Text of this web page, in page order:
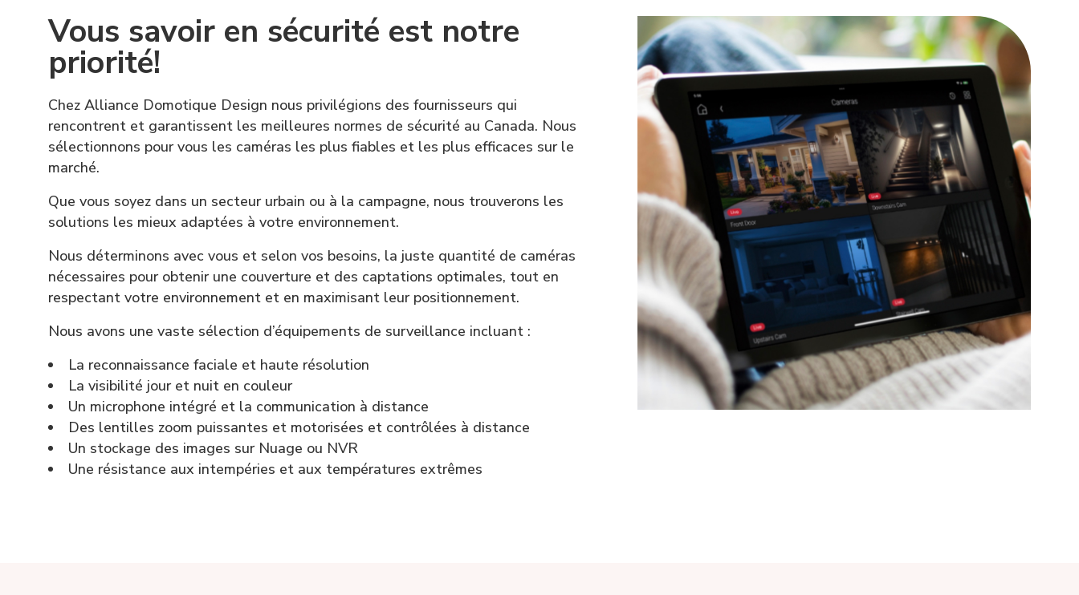
Vous savoir en sécurité est notre
priorité!
Chez Alliance Domotique Design nous privilégions des fournisseurs qui
rencontrent et garantissent les meilleures normes de sécurité au Canada. Nous
sélectionnons pour vous les caméras les plus fiables et les plus efficaces sur le
marché.
Que vous soyez dans un secteur urbain ou à la campagne, nous trouverons les
solutions les mieux adaptées à votre environnement.
Nous déterminons avec vous et selon vos besoins, la juste quantité de caméras
nécessaires pour obtenir une couverture et des captations optimales, tout en
respectant votre environnement et en maximisant leur positionnement.
Nous avons une vaste sélection d’équipements de surveillance incluant :
La reconnaissance faciale et haute résolution
La visibilité jour et nuit en couleur
Un microphone intégré et la communication à distance
Des lentilles zoom puissantes et motorisées et contrôlées à distance
Un stockage des images sur Nuage ou NVR
Une résistance aux intempéries et aux températures extrêmes